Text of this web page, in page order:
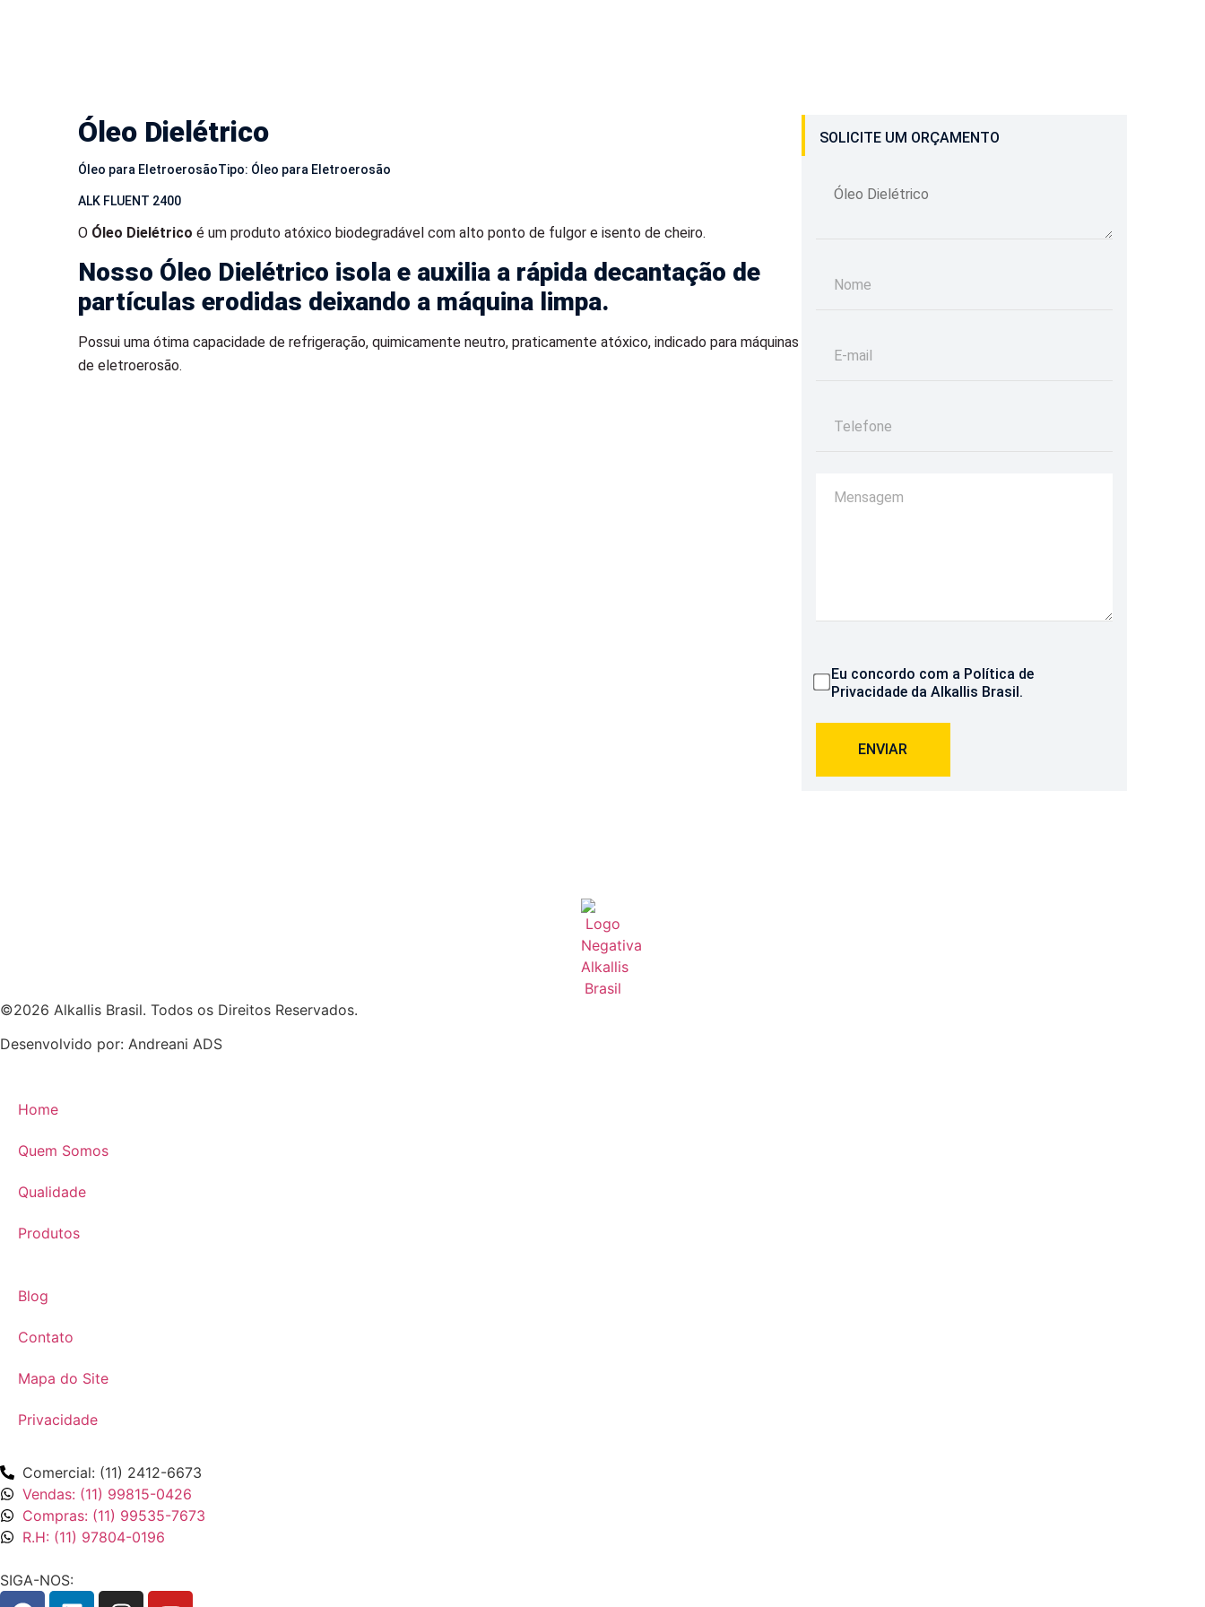
Óleo Dielétrico
Óleo para EletroerosãoTipo: Óleo para Eletroerosão
ALK FLUENT 2400
O Óleo Dielétrico é um produto atóxico biodegradável com alto ponto de fulgor e isento de cheiro.
Nosso Óleo Dielétrico isola e auxilia a rápida decantação de
partículas erodidas deixando a máquina limpa.
Possui uma ótima capacidade de refrigeração, quimicamente neutro, praticamente atóxico, indicado para máquinas
de eletroerosão.
SOLICITE UM ORÇAMENTO
Eu concordo com a Política de
Privacidadeda Alkallis Brasil.
ENVIAR
©2026 Alkallis Brasil. Todos os Direitos Reservados.
Desenvolvido por: Andreani ADS
Home
Quem Somos
Qualidade
Produtos
Blog
Contato
Mapa do Site
Privacidade
Comercial: (11) 2412-6673
Vendas: (11) 99815-0426
Compras: (11) 99535-7673
R.H: (11) 97804-0196
SIGA-NOS: